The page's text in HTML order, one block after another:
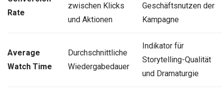
Rate
zwischen Klicks
und Aktionen
Geschäftsnutzen der
Kampagne
Average
Watch Time
Durchschnittliche
Wiedergabedauer
Indikator für
Storytelling-Qualität
und Dramaturgie